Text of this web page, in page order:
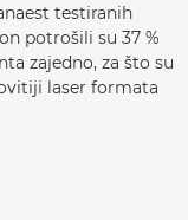
testiranih
potrošili su 37 %
zajedno, za što su
laser formata